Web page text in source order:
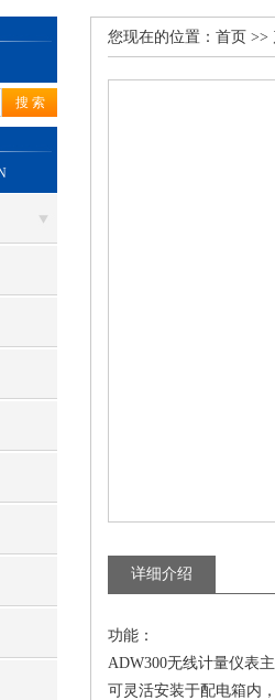
您现在的位置： 首页 >>
详细介绍
功能：
ADW300无线计量仪表
可灵活安装于配电箱内